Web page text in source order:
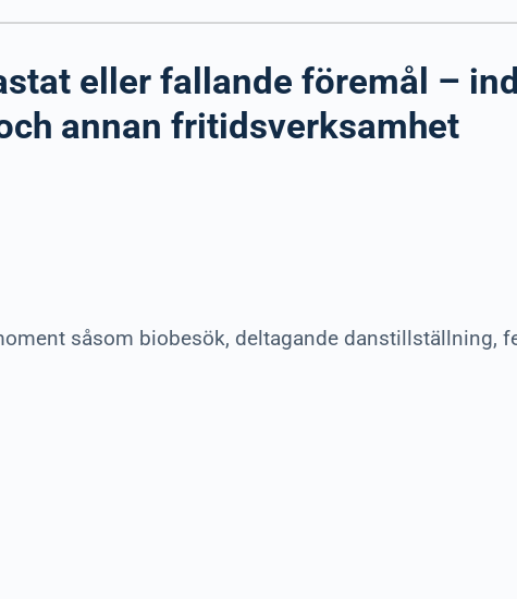
eller fallande föremål –
annan fritidsverksamhet
såsom biobesök, deltagande danstillställning,